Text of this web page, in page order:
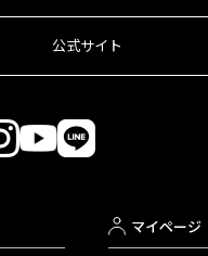
公式サイト
マイページ